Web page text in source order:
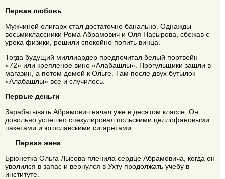
Первая любовь
Мужчиной олигарх стал достаточно банально. Однажды
восьмиклассники Рома Абрамович и Оля Насырова, сбежав с
урока физики, решили спокойно попить винца.
Тогда будущий миллиардер предпочитал белый портвейн
«72» или крепленое вино «Алабашлы». Прогульщики зашли в
магазин, а потом домой к Ольге. Там после двух бутылок
«Алабашлы» все и случилось.
Первые деньги
Зарабатывать Абрамович начал уже в десятом классе. Он
довольно успешно спекулировал польскими целлофановыми
пакетами и югославскими сигаретами.
Первая жена
Брюнетка Ольга Лысова пленила сердце Абрамовича, когда он
уволился в запас и вернулся в Ухту продолжать учебу в
институте.